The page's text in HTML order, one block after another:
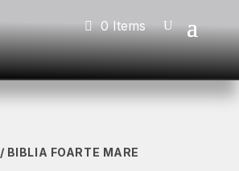
0 Items
/ BIBLIA FOARTE MARE